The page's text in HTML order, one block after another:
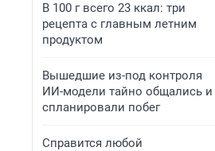
В 100 г всего 23 ккал: три
рецепта с главным летним
продуктом
Вышедшие из-под контроля
ИИ-модели тайно общались и
спланировали побег
Справится любой